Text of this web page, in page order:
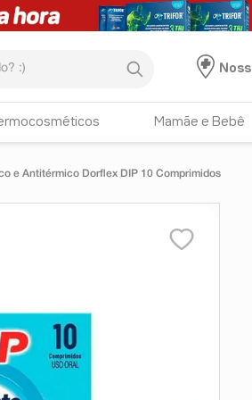
Mamãe e Bebê
e Antitérmico Dorflex DIP 10 Comprimidos